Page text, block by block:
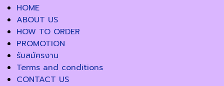
HOME
ABOUT US
HOW TO ORDER
PROMOTION
รับสมัครงาน
Terms and conditions
CONTACT US